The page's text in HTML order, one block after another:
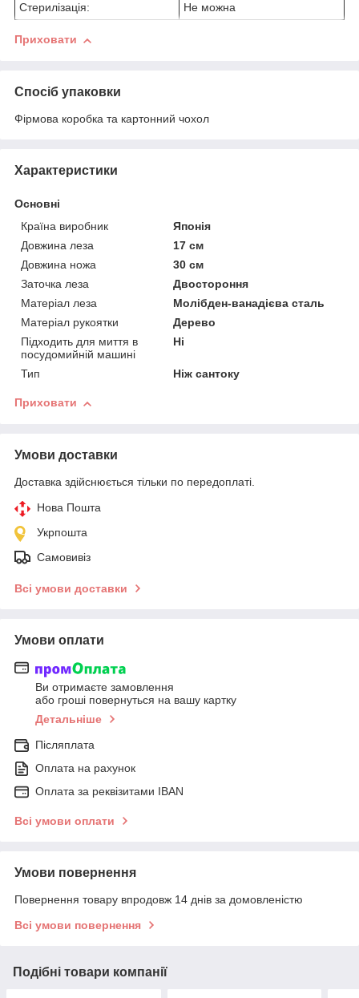
Стерилізація:
Не можна
Приховати
Спосіб упаковки
Фірмова коробка та картонний чохол
Характеристики
Основні
Країна виробник
Японія
Довжина леза
17 см
Довжина ножа
30 см
Заточка леза
Двостороння
Матеріал леза
Молібден-ванадієва сталь
Матеріал рукоятки
Дерево
Підходить для миття в
посудомийній машині
Ні
Тип Ніж сантоку
Приховати
Умови доставки
Доставка здійснюється тільки по передоплаті.
Нова Пошта
Укрпошта
Самовивіз
Всі умови доставки
Умови оплати
Ви отримаєте замовлення
або гроші повернуться на вашу картку
Детальніше
Післяплата
Оплата на рахунок
Оплата за реквізитами IBAN
Всі умови оплати
Умови повернення
Повернення товару впродовж 14 днів за домовленістю
Всі умови повернення
Подібні товари компанії